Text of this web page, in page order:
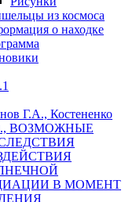
из космоса
о находке
Г.А., Костененко
ВОЗМОЖНЫЕ
В МОМЕНТ